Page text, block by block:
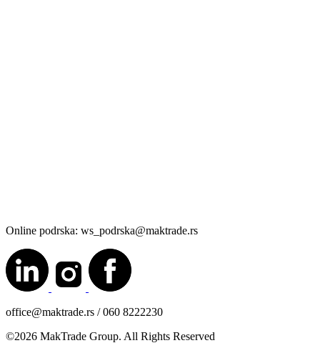
Online podrska: ws_podrska@maktrade.rs
office@maktrade.rs / 060 8222230
©2026 MakTrade Group. All Rights Reserved